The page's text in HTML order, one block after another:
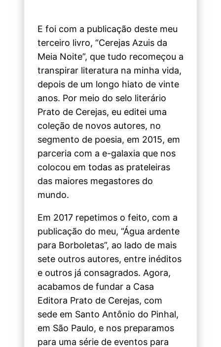
E foi com a publicação deste meu
terceiro livro, “Cerejas Azuis da
Meia Noite”, que tudo recomeçou a
transpirar literatura na minha vida,
depois de um longo hiato de vinte
anos. Por meio do selo literário
Prato de Cerejas, eu editei uma
coleção de novos autores, no
segmento de poesia, em 2015, em
parceria com a e-galaxia que nos
colocou em todas as prateleiras
das maiores megastores do
mundo.
Em 2017 repetimos o feito, com a
publicação do meu, “Água ardente
para Borboletas”, ao lado de mais
sete outros autores, entre inéditos
e outros já consagrados. Agora,
acabamos de fundar a Casa
Editora Prato de Cerejas, com
sede em Santo Antônio do Pinhal,
em São Paulo, e nos preparamos
para uma série de eventos para